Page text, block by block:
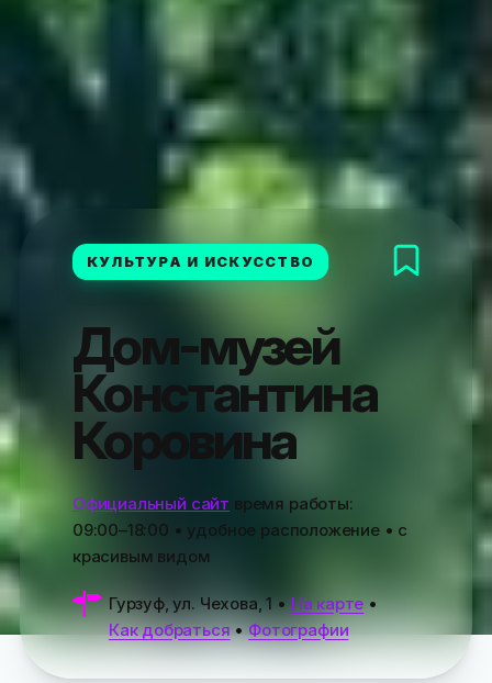
КУЛЬТУРА И ИСКУССТВО
Дом-музей
Константина
Коровина
Официальный сайт время работы:
09:00–18:00 • удобное расположение • с
красивым видом
Гурзуф, ул. Чехова, 1 • На карте •
Как добраться•Фотографии